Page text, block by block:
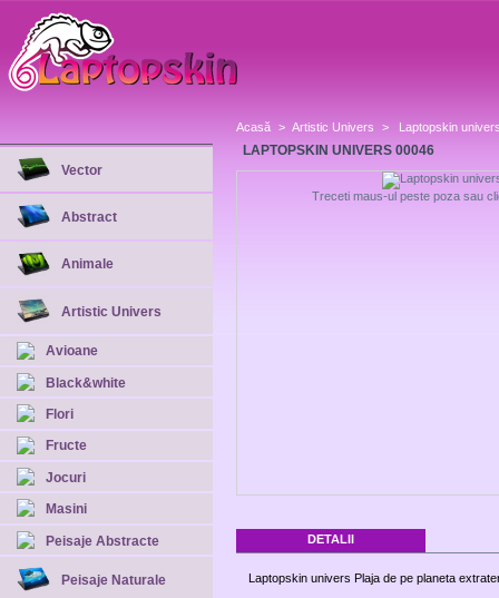
Vector
Abstract
Animale
Artistic Univers
Avioane
Black&white
Flori
Fructe
Jocuri
Masini
Peisaje Abstracte
Peisaje Naturale
Acasă > Artistic Univers > Laptopskin
LAPTOPSKIN UNIVERS 00046
Treceti maus-ul peste poza sau
DETALII
Laptopskin univers Plaja de pe planeta